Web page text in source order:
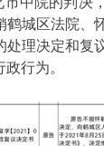
鹤城区法院、
处理决定和复
行为。